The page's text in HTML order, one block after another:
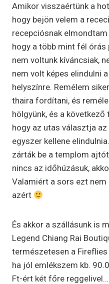
Amikor visszaértünk a
hogy bejön velem a
recepciósnak
hogy a több mint fél
nem voltunk kíváncsiak,
nem volt képes elindulni
helyszínre. Remélem
thaira fordítani, és
hölgyünk, és a
hogy az utas választja
egyszer kellene
zárták be a templom
nincs az időhúzásuk,
Valamiért a sors ezt
azért
És akkor a szállásunk is
Legend Chiang Rai
természetesen a
ha jól emlékszem kb.
Ft-ért két főre